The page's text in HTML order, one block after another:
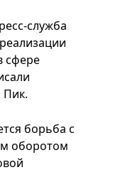
служба
сфере
Пик.
борьба с
оборотом